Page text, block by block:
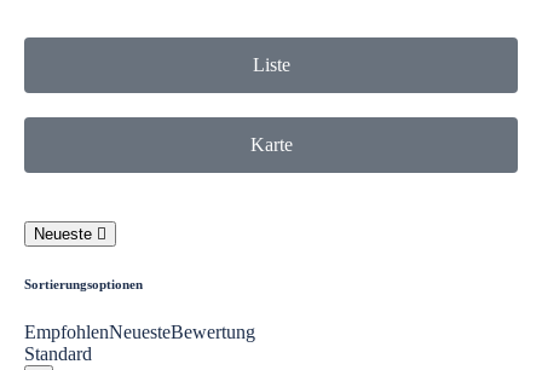
Liste
Karte
Neueste
Sortierungsoptionen
EmpfohlenNeuesteBewertung
Standard